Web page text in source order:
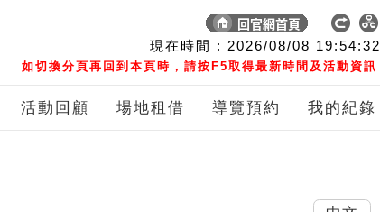
現在時間 : 2026/08/08 19:54:33
如切換分頁再回到本頁時，請按F5取得最新時間及活動資訊
活動回顧 場地租借 導覽預約 我的紀錄